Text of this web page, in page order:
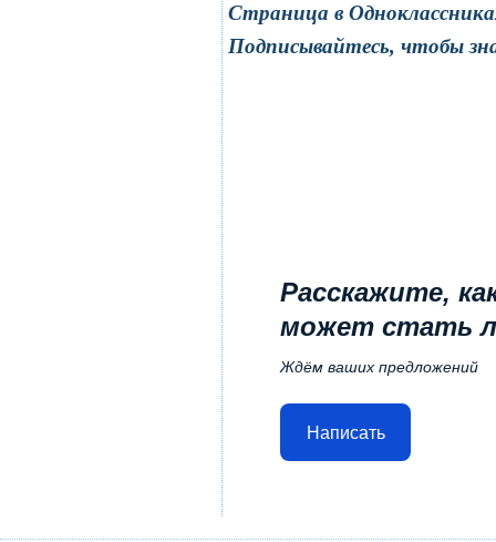
Страница в
Подписывайтесь, чтобы
Расскажите,
может стать
Ждём ваших предложений
Написать